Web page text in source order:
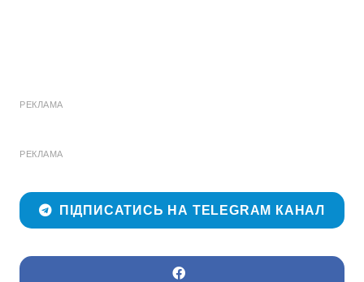
РЕКЛАМА
РЕКЛАМА
ПІДПИСАТИСЬ НА TELEGRAM КАНАЛ